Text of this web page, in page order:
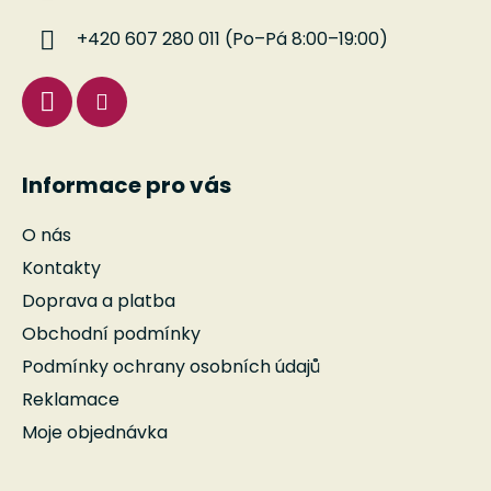
y
+420 607 280 011 (Po–Pá 8:00–19:00)
Informace pro vás
O nás
Kontakty
Doprava a platba
Obchodní podmínky
Podmínky ochrany osobních údajů
Reklamace
Moje objednávka